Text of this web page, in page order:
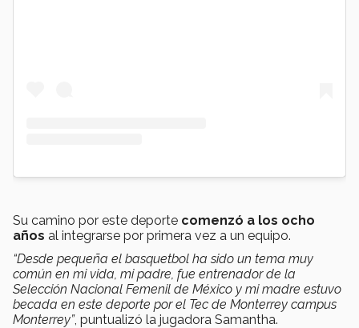
Su camino por este deporte comenzó a los ocho
años al integrarse por primera vez a un equipo.
“Desde pequeña el basquetbol ha sido un tema muy
común en mi vida, mi padre, fue entrenador de la
Selección Nacional Femenil de México y mi madre estuvo
becada en este deporte por el Tec de Monterrey campus
Monterrey”, puntualizó la jugadora Samantha.